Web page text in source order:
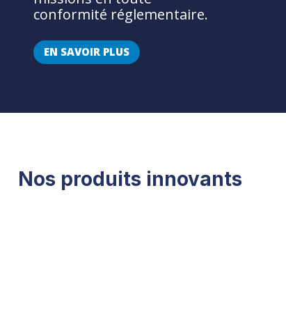
conformité réglementaire.
EN SAVOIR PLUS
Nos produits innovants